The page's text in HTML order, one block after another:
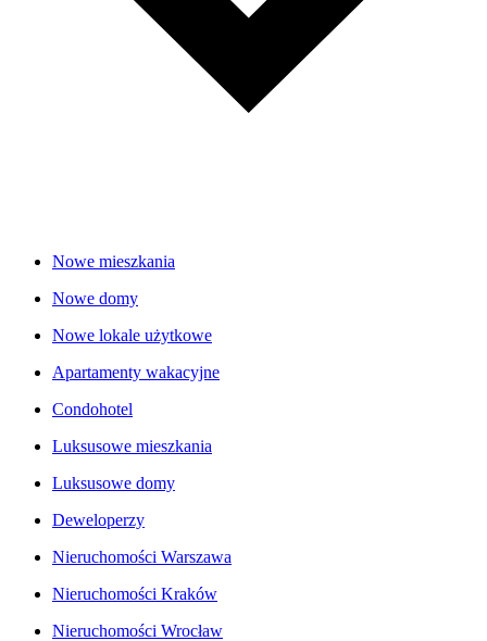
Nowe mieszkania
Nowe domy
Nowe lokale użytkowe
Apartamenty wakacyjne
Condohotel
Luksusowe mieszkania
Luksusowe domy
Deweloperzy
Nieruchomości Warszawa
Nieruchomości Kraków
Nieruchomości Wrocław